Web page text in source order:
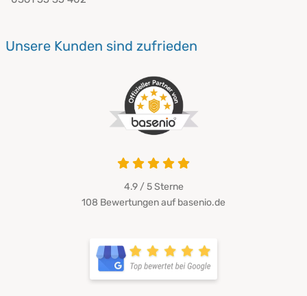
Unsere Kunden sind zufrieden
4.9 von 5
4.9 / 5Sterne
108 Bewertungen auf basenio.de
öffnet in neuem Fenster